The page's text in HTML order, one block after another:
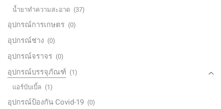
น้ำยาทำความสะอาด (37)
อุปกรณ์การเกษตร (0)
อุปกรณ์ช่าง (0)
อุปกรณ์จราจร (0)
อุปกรณ์บรรจุภัณฑ์ (1)
แอร์บับเบิ้ล (1)
อุปกรณ์ป้องกัน Covid-19 (0)